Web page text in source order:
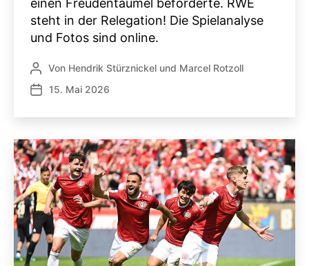
einen Freudentaumel beförderte. RWE
steht in der Relegation! Die Spielanalyse
und Fotos sind online.
Beitragsautor
Von Hendrik Stürznickel und Marcel Rotzoll
Veröffentlichungsdatum
15. Mai 2026